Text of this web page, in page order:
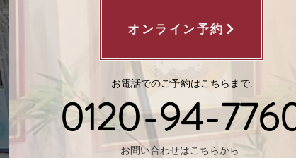
オンライン予約
お電話でのご予約はこちらまで:
0120-94-
お問い合わせはこちらから